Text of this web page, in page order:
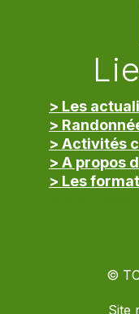
> Les
>
> Activités
> A propos
> Les
©
Site